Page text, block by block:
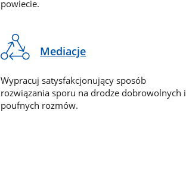
powiecie.
Mediacje
Wypracuj satysfakcjonujący sposób
rozwiązania sporu na drodze dobrowolnych i
poufnych rozmów.